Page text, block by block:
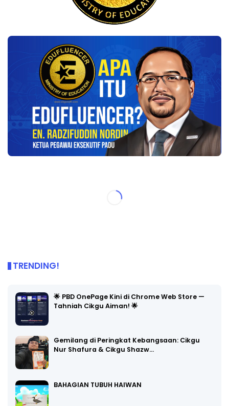
TRENDING!
🌟 PBD OnePage Kini di Chrome Web Store —
Tahniah Cikgu Aiman! 🌟
Gemilang di Peringkat Kebangsaan: Cikgu
Nur Shafura & Cikgu Shazw…
BAHAGIAN TUBUH HAIWAN